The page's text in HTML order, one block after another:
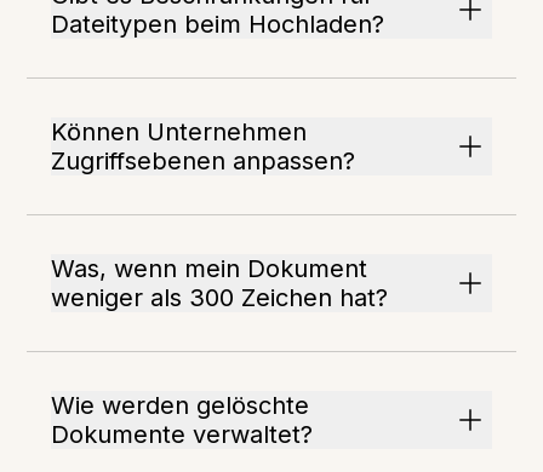
Dateitypen beim Hochladen?
Können Unternehmen
Zugriffsebenen anpassen?
Was, wenn mein Dokument
weniger als 300 Zeichen hat?
Wie werden gelöschte
Dokumente verwaltet?